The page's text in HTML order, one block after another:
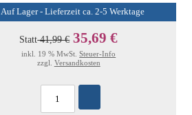
Auf Lager - Lieferzeit ca. 2-5 Werktage
Statt41,99 € 35,69 €
inkl. 19 % MwSt.Steuer-Info
zzgl. Versandkosten